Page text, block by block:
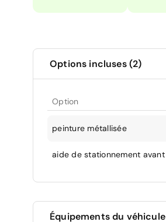
Options incluses (2)
Option
peinture métallisée
aide de stationnement avant
Équipements du véhicule